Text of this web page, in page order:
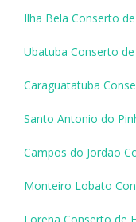
Ilha Bela Conserto
Ubatuba Conserto
Caraguatatuba
Santo Antonio do
Campos do Jordão
Monteiro Lobato